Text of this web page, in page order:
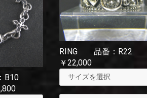
B10
RING 品番：R22
￥22,000